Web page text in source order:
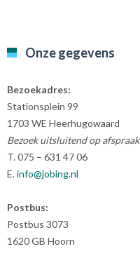
Onze gegevens
Bezoekadres:
Stationsplein 99
1703 WE Heerhugowaard
Bezoek uitsluitend op afspraak
T. 075 – 631 47 06
E.info@jobing.nl
Postbus:
Postbus 3073
1620 GB Hoorn